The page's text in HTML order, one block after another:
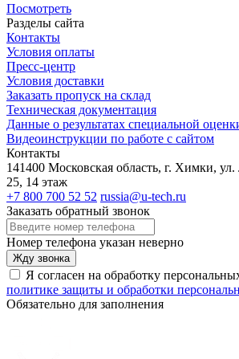
Посмотреть
Разделы сайта
Контакты
Условия оплаты
Пресс-центр
Условия доставки
Заказать пропуск на склад
Техническая документация
Данные о результатах специальной
Видеоинструкции по работе с сайтом
Контакты
141400 Московская область, г. Химки, ул.
25, 14 этаж
+7 800 700 52 52 russia@u-tech.ru
Заказать обратный звонок
Номер телефона указан неверно
Жду звонка
Я согласен на обработку
политике защиты и обработки
Обязательно для заполнения